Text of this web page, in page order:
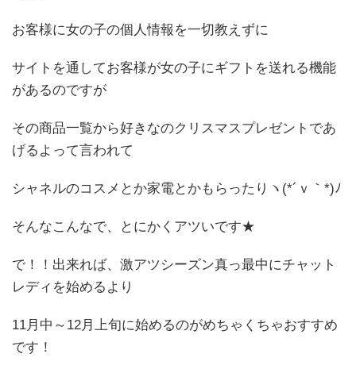
お客様に女の子の個人情報を一切教えずに
サイトを通してお客様が女の子にギフトを送れる機能
があるのですが
その商品一覧から好きなのクリスマスプレゼントであ
げるよって言われて
シャネルのコスメとか家電とかもらったりヽ(*´ｖ｀*)ﾉ
そんなこんなで、とにかくアツいです★
で！！出来れば、激アツシーズン真っ最中にチャット
レディを始めるより
11月中～12月上旬に始めるのがめちゃくちゃおすすめ
です！